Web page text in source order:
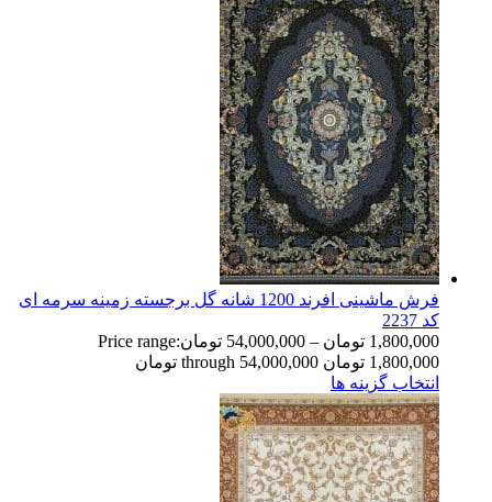
فرش ماشینی افرند 1200 شانه گل برجسته زمینه سرمه ای
کد 2237
1,800,000 تومان –
54,000,000 تومانPrice range:
1,800,000 تومان through 54,000,000 تومان
انتخاب گزینه ها